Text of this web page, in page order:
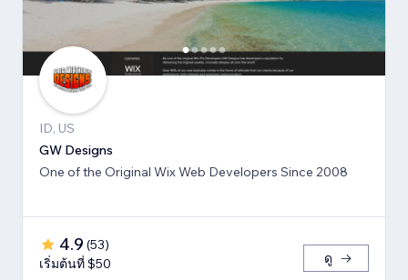
ID, US
GW Designs
One of the Original Wix Web Developers Since 2008
4.9 (53)
เริ่มต้นที่ $50
ดู